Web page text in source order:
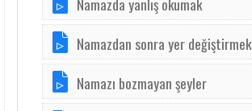
Namazdan sonra yer değiştirmek
Namazı bozmayan şeyler